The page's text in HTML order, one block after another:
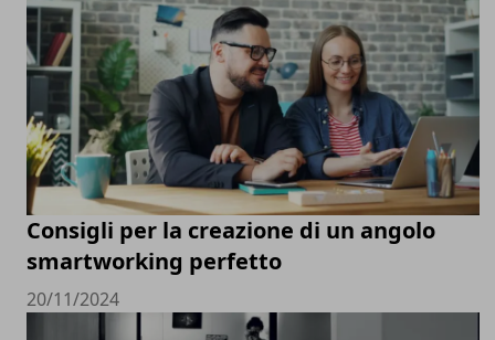
Consigli per la creazione di un angolo
smartworking perfetto
20/11/2024